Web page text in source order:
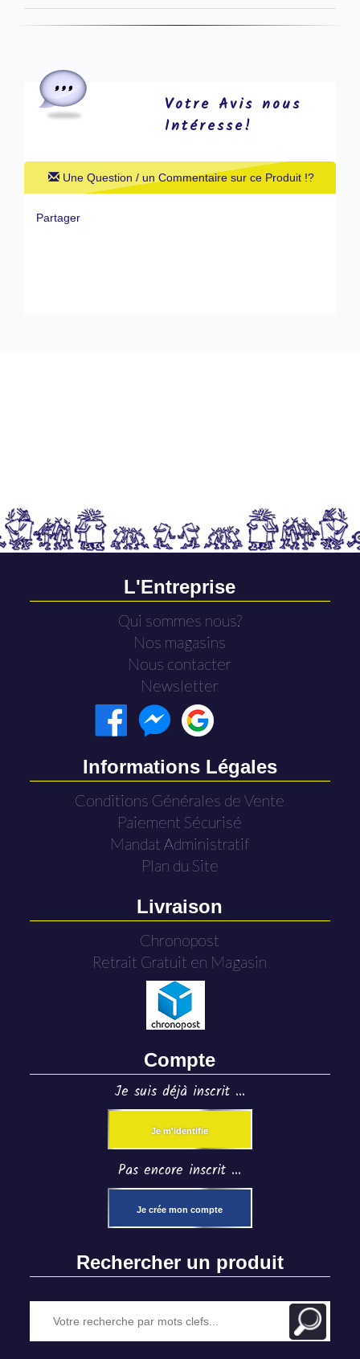
Votre Avis nous
Intéresse!
Une Question / un Commentaire sur ce Produit !?
Partager
L'Entreprise
Qui sommes nous?
Nos magasins
Nous contacter
Newsletter
Informations Légales
Conditions Générales de Vente
Paiement Sécurisé
Mandat Administratif
Plan du Site
Livraison
Chronopost
Retrait Gratuit en Magasin
Compte
Je suis déjà inscrit ...
Je m'identifie
Pas encore inscrit ...
Je crée mon compte
Rechercher un produit